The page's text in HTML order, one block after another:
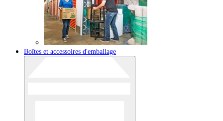
Boîtes et accessoires d'emballage